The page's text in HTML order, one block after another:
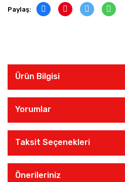
Paylaş:
Ürün Bilgisi
Yorumlar
Taksit Seçenekleri
Önerileriniz